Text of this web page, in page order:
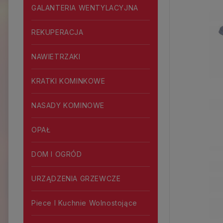
GALANTERIA WENTYLACYJNA
REKUPERACJA
NAWIETRZAKI
KRATKI KOMINKOWE
NASADY KOMINOWE
OPAŁ
DOM I OGRÓD
URZĄDZENIA GRZEWCZE
Piece I Kuchnie Wolnostojące